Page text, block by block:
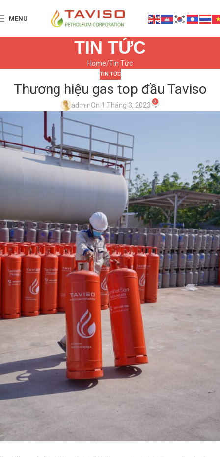
MENU
TIN TỨC
Home Tin Tức
TIN TỨC
Thương hiệu gas top đầu Taviso
adminOn 1 Tháng 3, 2023 0